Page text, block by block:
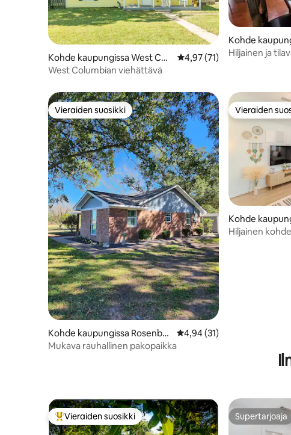
Kohde kaupungissa West Col
umbia
Keskimääräinen arvio 4,97/
4,97 (71)
West Columbian viehättävä
Kohde
Hiljainen ja
Vieraiden suosikki
Vieraiden suosikki
Kohde kaupungissa Rosenber
g
Keskimääräinen arvio 4,94/
4,94 (31)
Mukava rauhallinen pakopaikka
Vieraiden
Vieraiden
Kohde
Hiljainen
Vieraiden suosikkien parhaimmistoa
Vieraiden suosikki Supertarjoaja
Supertarjoaja